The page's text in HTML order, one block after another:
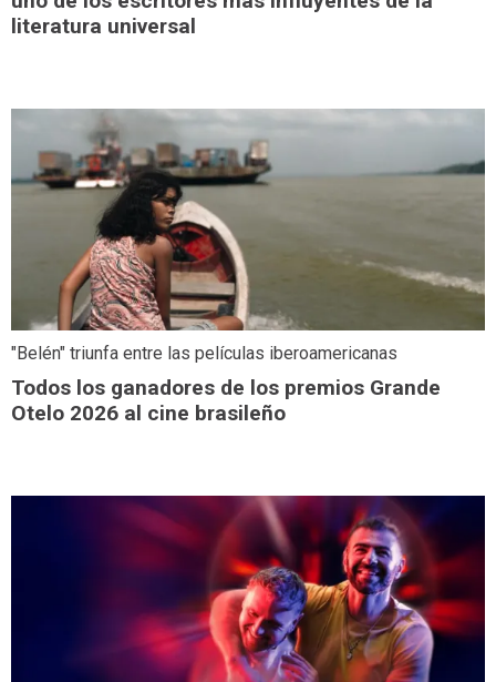
literatura universal
"Belén" triunfa entre las películas iberoamericanas
Todos los ganadores de los premios Grande
Otelo 2026 al cine brasileño